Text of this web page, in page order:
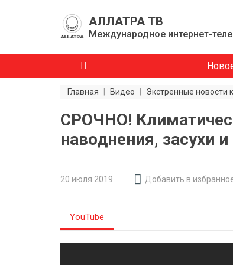
АЛЛАТРА ТВ
Международное интернет-
Главная Видео Экстренные новости
СРОЧНО!
наводнения,
20 июля 2019 Добавить в
YouTube